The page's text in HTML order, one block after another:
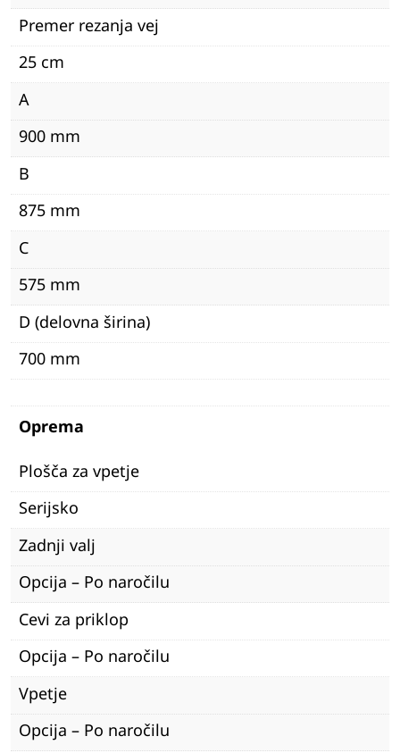
Premer rezanja vej
25 cm
A
900 mm
B
875 mm
C
575 mm
D (delovna širina)
700 mm
Oprema
Plošča za vpetje
Serijsko
Zadnji valj
Opcija – Po naročilu
Cevi za priklop
Opcija – Po naročilu
Vpetje
Opcija – Po naročilu